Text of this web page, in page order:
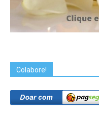
Colabore!